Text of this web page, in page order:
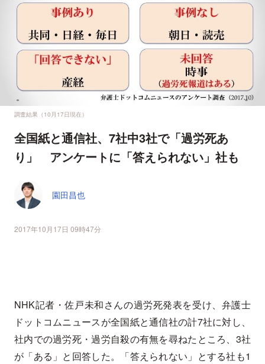
調査結果（10月17日現在）
全国紙と通信社、7社中3社で「過労死あ
り」 アンケートに「答えられない」社も
園田昌也
2017年10月17日 09時47分
NHK記者・佐戸未和さんの過労死発表を受け、弁護士
ドットコムニュースが全国紙と通信社の計7社に対し、
社内での過労死・過労自殺の有無を尋ねたところ、3社
が「ある」と回答した。「答えられない」とする社も1